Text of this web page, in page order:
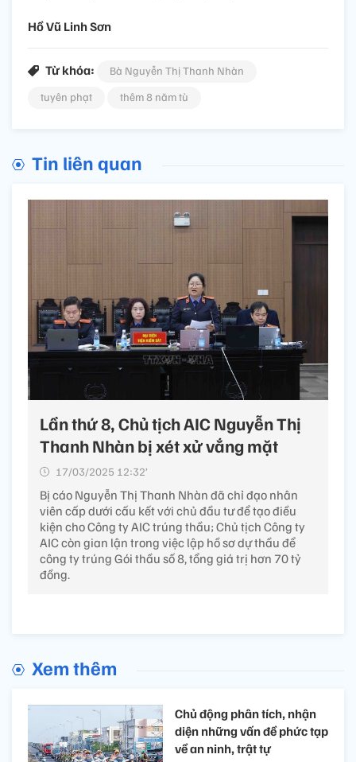
Hồ Vũ Linh Sơn
Từ khóa:
Bà Nguyễn Thị Thanh Nhàn
tuyên phạt
thêm 8 năm tù
Tin liên quan
Lần thứ 8, Chủ tịch AIC Nguyễn Thị
Thanh Nhàn bị xét xử vắng mặt
17/03/2025 12:32’
Bị cáo Nguyễn Thị Thanh Nhàn đã chỉ đạo nhân
viên cấp dưới cấu kết với chủ đầu tư để tạo điều
kiện cho Công ty AIC trúng thầu; Chủ tịch Công ty
AIC còn gian lận trong việc lập hồ sơ dự thầu để
công ty trúng Gói thầu số 8, tổng giá trị hơn 70 tỷ
đồng.
Xem thêm
Chủ động phân tích, nhận
diện những vấn đề phức tạp
về an ninh, trật tự